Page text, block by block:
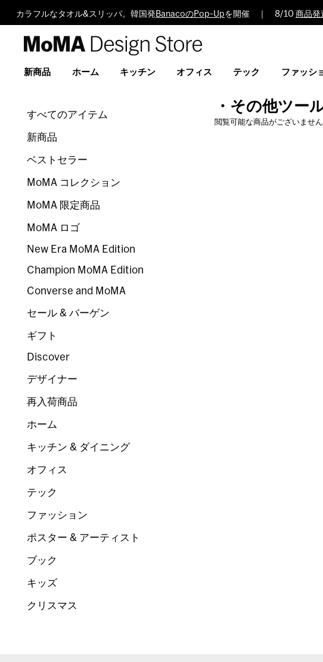
カラフルなタオル&スリッパ。韓国発 BanacoのPop-Upを開催 ｜ 8/10 商品発
Design
新商品 ホーム キッチン オフィス テック ファッシ
・その他ツー
閲覧可能な商品がございません
すべてのアイテム
新商品
ベストセラー
MoMA コレクション
MoMA 限定商品
MoMA ロゴ
New Era MoMA Edition
Champion MoMA Edition
Converse and MoMA
セール & バーゲン
ギフト
Discover
デザイナー
再入荷商品
ホーム
キッチン & ダイニング
オフィス
テック
ファッション
ポスター & アーティスト
ブック
キッズ
クリスマス